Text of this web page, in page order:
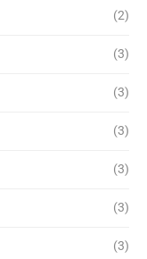
(2)
(3)
(3)
(3)
(3)
(3)
(3)